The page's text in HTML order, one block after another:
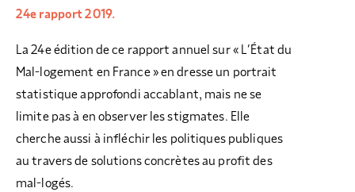
24e rapport 2019.
La 24e édition de ce rapport annuel sur « L’État du
Mal-logement en France » en dresse un portrait
statistique approfondi accablant, mais ne se
limite pas à en observer les stigmates. Elle
cherche aussi à infléchir les politiques publiques
au travers de solutions concrètes au profit des
mal-logés.